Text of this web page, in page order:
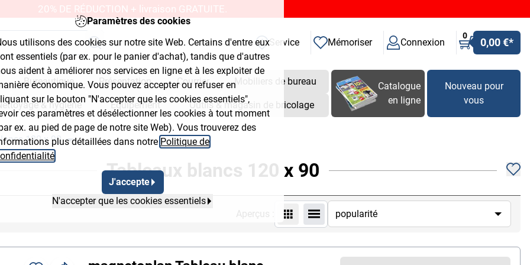
Paramètres des cookies
utilisons des cookies sur notre site Web. Certains d'entre eux
essentiels (par ex. pour le panier d'achat), tandis que d'autres
aident à améliorer nos services en ligne et à les exploiter de
économique. Vous pouvez accepter ou refuser en
sur le bouton "N'accepter que les cookies essentiels",
ces paramètres et désélectionner les cookies à tout moment
ex. au pied de page de notre site Web). Vous trouverez des
plus détaillées dans notre Politique de
J'accepte
N'accepter que les cookies essentiels
20% DE RÉDUCTION + livraison GRATUITE.
Service Mémoriser Connexion
0
0,00 €*
Bureautique Présentation Courrier Mobiliers de bureau
& hygiène Équipement Outils & magasin de bricolage
Catalogue
en ligne
Nouveau pour
vous
Button 2
120 x 90 Breadcrumb Flyout Button 3
Tableaux blancs 120 x 90
Aperçus :